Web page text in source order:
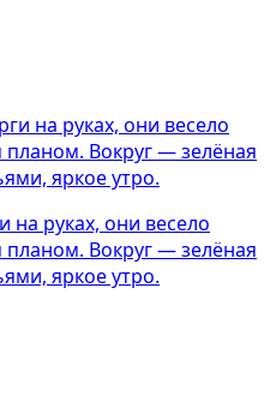
руках, они весело
Вокруг — зелёная
яркое утро.